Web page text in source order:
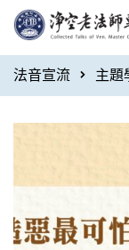
法音宣流 主題